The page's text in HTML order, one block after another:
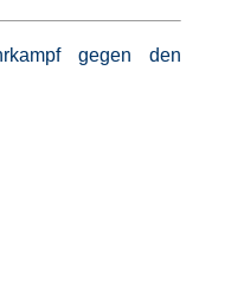
gegen den